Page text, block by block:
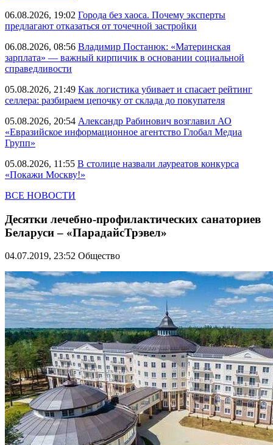
06.08.2026, 19:02 Города без хаоса. Почему эксперты
предлагают отказаться от точечной застройки
06.08.2026, 08:56 Владимир Постанюк: «Материнская
зарплата» — важный кирпичик в основании социальной
справедливости
05.08.2026, 21:49 Как логистика убивает и спасает рейтинг
селлера: разбираем цепочку от склада до покупателя
05.08.2026, 20:54 Александр Рабинович возглавил АО
«Евразийское информационное агентство Глобал Медиа
Групп»
05.08.2026, 11:55 В столице назвали лауреатов конкурса
«Покажи Москву!»
ВСЕ НОВОСТИ
Десятки лечебно-профилактических санаториев
Беларуси – «ПарадайсТрэвел»
04.07.2019, 23:52 Общество